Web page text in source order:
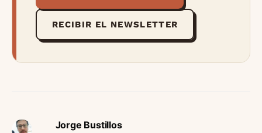
RECIBIR EL NEWSLETTER
Jorge Bustillos